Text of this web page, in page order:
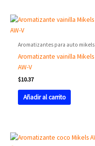
Aromatizantes para auto mikels
Aromatizante vainilla Mikels
AW-V
$10.37
Añadir al carrito